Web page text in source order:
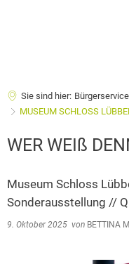
Sie sind hier: Bürgerservice
MUSEUM SCHLOSS
WER WEIß
Museum Schloss
Sonderausstellung //
9. Oktober 2025 von BETTINA